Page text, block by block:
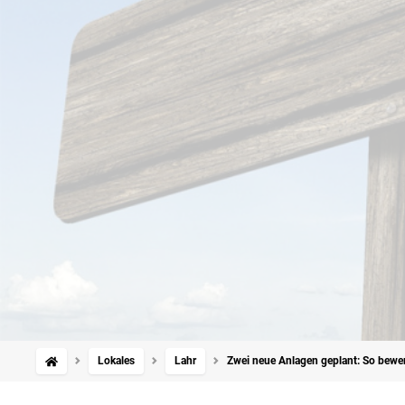
Lokales Lahr Zwei neue Anlagen geplant: So